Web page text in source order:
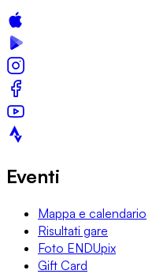
Eventi
Mappa e calendario
Risultati gare
Foto ENDUpix
Gift Card